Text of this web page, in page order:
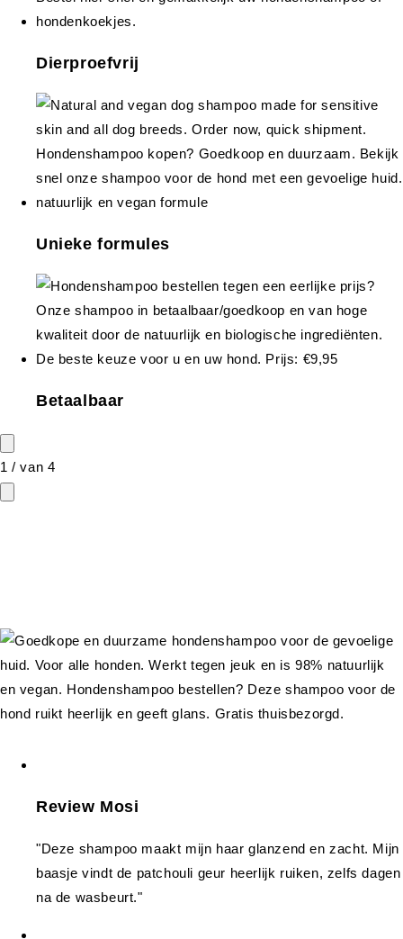
Dierproefvrij
Unieke formules
Betaalbaar
1 /van 4
Review Mosi
"Deze shampoo maakt mijn haar glanzend en zacht. Mijn
baasje vindt de patchouli geur heerlijk ruiken, zelfs dagen
na de wasbeurt."